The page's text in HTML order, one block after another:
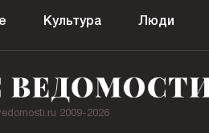
Культура Люди
2009-2026